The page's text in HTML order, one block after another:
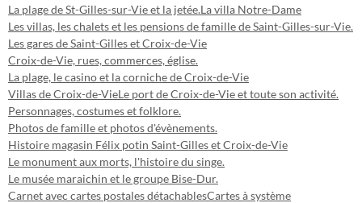
La plage de St-Gilles-sur-Vie et la jetée.La villa Notre-Dame
Les villas, les chalets et les pensions de famille de Saint-Gilles-sur-Vie.
Les gares de Saint-Gilles et Croix-de-Vie
Croix-de-Vie, rues, commerces, église.
La plage, le casino et la corniche de Croix-de-Vie
Villas de Croix-de-VieLe port de Croix-de-Vie et toute son activité.
Personnages, costumes et folklore.
Photos de famille et photos d'évènements.
Histoire magasin Félix potin Saint-Gilles et Croix-de-Vie
Le monument aux morts, l'histoire du singe.
Le musée maraichin et le groupe Bise-Dur.
Carnet avec cartes postales détachablesCartes à système